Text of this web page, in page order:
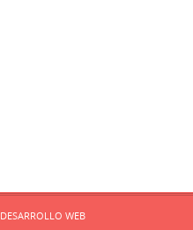
DESARROLLO WEB